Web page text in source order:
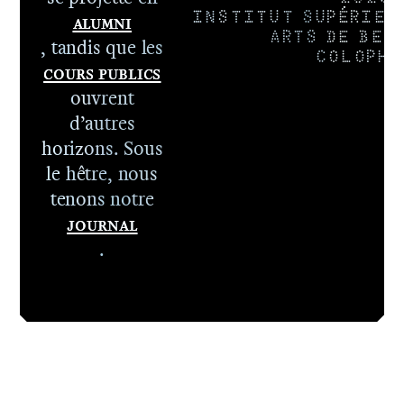
Alumni
, tandis que les
Cours publics
ouvrent
d’autres
horizons. Sous
le hêtre, nous
tenons notre
Journal
.
INSTITUT
ARTS DE